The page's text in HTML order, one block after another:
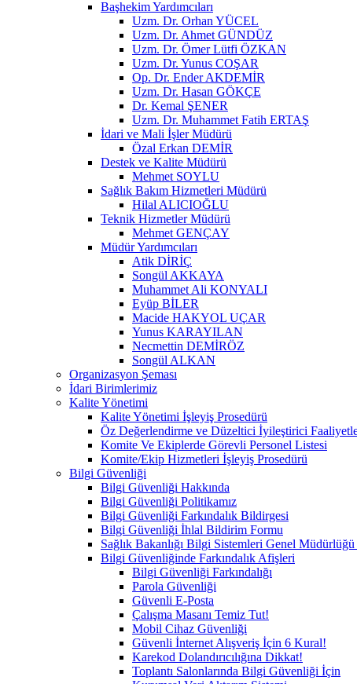
Başhekim Yardımcıları
Uzm. Dr. Orhan YÜCEL
Uzm. Dr. Ahmet GÜNDÜZ
Uzm. Dr. Ömer Lütfi ÖZKAN
Uzm. Dr. Yunus COŞAR
Op. Dr. Ender AKDEMİR
Uzm. Dr. Hasan GÖKÇE
Dr. Kemal ŞENER
Uzm. Dr. Muhammet Fatih ERTAŞ
İdari ve Mali İşler Müdürü
Özal Erkan DEMİR
Destek ve Kalite Müdürü
Mehmet SOYLU
Sağlık Bakım Hizmetleri Müdürü
Hilal ALICIOĞLU
Teknik Hizmetler Müdürü
Mehmet GENÇAY
Müdür Yardımcıları
Atik DİRİÇ
Songül AKKAYA
Muhammet Ali KONYALI
Eyüp BİLER
Macide HAKYOL UÇAR
Yunus KARAYILAN
Necmettin DEMİRÖZ
Songül ALKAN
Organizasyon Şeması
İdari Birimlerimiz
Kalite Yönetimi
Kalite Yönetimi İşleyiş Prosedürü
Öz Değerlendirme ve Düzeltici İyileştirici
Komite Ve Ekiplerde Görevli Personel Listesi
Komite/Ekip Hizmetleri İşleyiş Prosedürü
Bilgi Güvenliği
Bilgi Güvenliği Hakkında
Bilgi Güvenliği Politikamız
Bilgi Güvenliği Farkındalık Bildirgesi
Bilgi Güvenliği İhlal Bildirim Formu
Sağlık Bakanlığı Bilgi Sistemleri Genel
Bilgi Güvenliğinde Farkındalık Afişleri
Bilgi Güvenliği Farkındalığı
Parola Güvenliği
Güvenli E-Posta
Çalışma Masanı Temiz Tut!
Mobil Cihaz Güvenliği
Güvenli İnternet Alışveriş İçin 6 Kural!
Karekod Dolandırıcılığına Dikkat!
Toplantı Salonlarında Bilgi Güvenliği İçin